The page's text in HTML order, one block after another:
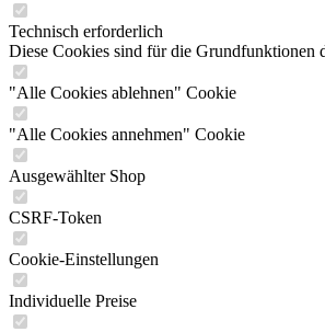
Technisch erforderlich
Diese Cookies sind für die Grundfunktionen
"Alle Cookies ablehnen" Cookie
"Alle Cookies annehmen" Cookie
Ausgewählter Shop
CSRF-Token
Cookie-Einstellungen
Individuelle Preise